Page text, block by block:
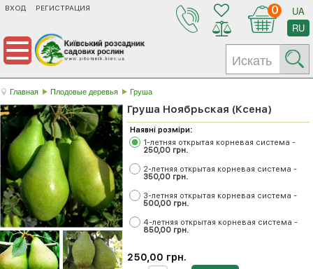
ВХОД РЕГИСТРАЦИЯ
UA
RU
0
Главная Плодовые деревья Груша
Груша Ноябрьская (Ксена)
250,00 грн.
Наявні розміри:
1-летняя открытая корневая система -
250,00 грн.
2-летняя открытая корневая система -
350,00 грн.
3-летняя открытая корневая система -
500,00 грн.
4-летняя открытая корневая система -
850,00 грн.